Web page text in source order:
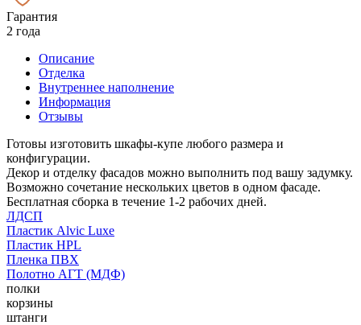
Гарантия
2 года
Описание
Отделка
Внутреннее наполнение
Информация
Отзывы
Готовы изготовить шкафы-купе любого размера и
конфигурации.
Декор и отделку фасадов можно выполнить под вашу задумку.
Возможно сочетание нескольких цветов в одном фасаде.
Бесплатная сборка в течение 1-2 рабочих дней.
ЛДСП
Пластик Alvic Luxe
Пластик HPL
Пленка ПВХ
Полотно АГТ (МДФ)
полки
корзины
штанги